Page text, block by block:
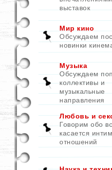
выставок
Мир кино
Обсуждаем
новинки
Музыка
Обсуждаем
коллективы и
музыкальные
направления
Любовь и
Говорим обо
касается
отношений